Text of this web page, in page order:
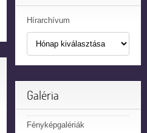
Hírarchívum
Galéria
Fényképgalériák